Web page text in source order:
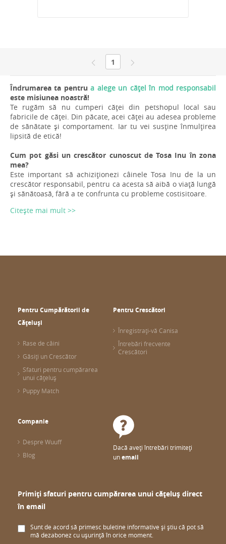
1
Îndrumarea ta pentrua alege un cățel în mod responsabil
este misiunea noastră!
Te rugăm să nu cumperi căței din petshopul local sau
fabricile de căței. Din păcate, acei căței au adesea probleme
de sănătate și comportament. Iar tu vei susține înmulțirea
lipsită de etică!
Cum pot găsi un crescător cunoscut de Tosa Inu în zona
mea?
Este important să achiziționezi câinele Tosa Inu de la un
crescător responsabil, pentru ca acesta să aibă o viață lungă
și sănătoasă, fără a te confrunta cu probleme costisitoare.
Citește mai mult >>
Pentru Cumpărătorii de
Cățeluși
Rase de câini
Găsiți un Crescător
Sfaturi pentru cumpărarea
unui cățeluș
Puppy Match
Pentru Crescători
Înregistrați-vă Canisa
Întrebări frecvente
Crescători
Companie
Despre Wuuff
Blog
Dacă aveți întrebări trimiteți
unemail
Primiți sfaturi pentru cumpărarea unui cățeluș direct
în email
Sunt de acord să primesc buletine informative și știu că pot să
mă dezabonez cu ușurință în orice moment.